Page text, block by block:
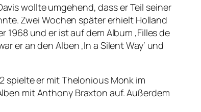
wollte umgehend, dass er Teil seiner
Zwei Wochen später erhielt Holland
und er ist auf dem Album ‚Filles de
er an den Alben ‚In a Silent Way‘ und
spielte er mit Thelonious Monk im
mit Anthony Braxton auf. Außerdem